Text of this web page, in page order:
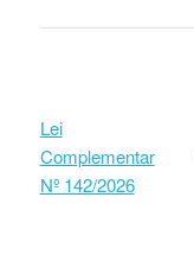
Lei
Complementar
Nº 142/2026